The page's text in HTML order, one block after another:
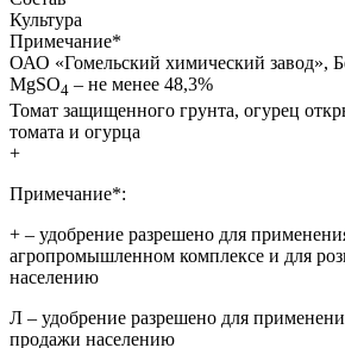
Культура
Примечание*
ОАО «Гомельский химический завод»,
MgSO4 – не менее 48,3%
Томат защищенного грунта, огурец
томата и огурца
+
Примечание*:
+ – удобрение разрешено для
агропромышленном комплексе и для
населению
Л – удобрение разрешено для
продажи населению